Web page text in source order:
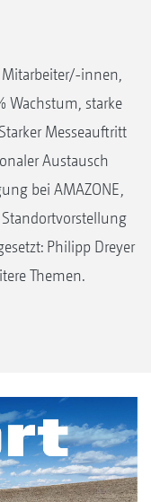
Mitarbeiter/-innen,
Wachstum, starke
Messeauftritt
Austausch
bei AMAZONE,
Philipp Dreyer
Themen.